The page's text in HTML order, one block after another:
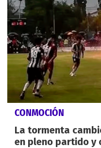
CONMOCIÓN
La tormenta
en pleno partido y